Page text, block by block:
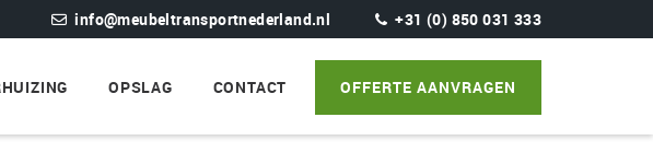
info@meubeltransportnederland.nl +31 (0) 850 031 333
OPSLAG CONTACT OFFERTE AANVRAGEN